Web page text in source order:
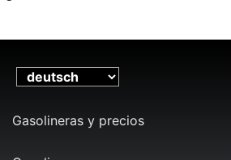
Gasolineras y precios